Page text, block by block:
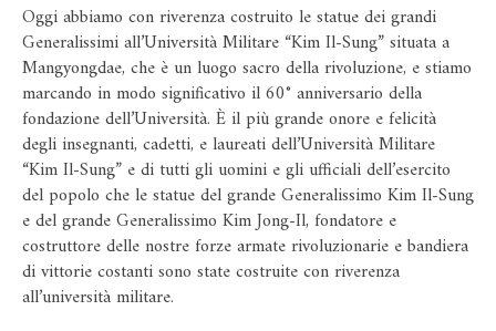
Oggi abbiamo con riverenza costruito le statue dei grandi
Generalissimi all’Università Militare “Kim Il-Sung” situata a
Mangyongdae, che è un luogo sacro della rivoluzione, e stiamo
marcando in modo significativo il 60° anniversario della
fondazione dell’Università. È il più grande onore e felicità
degli insegnanti, cadetti, e laureati dell’Università Militare
“Kim Il-Sung” e di tutti gli uomini e gli ufficiali dell’esercito
del popolo che le statue del grande Generalissimo Kim Il-Sung
e del grande Generalissimo Kim Jong-Il, fondatore e
costruttore delle nostre forze armate rivoluzionarie e bandiera
di vittorie costanti sono state costruite con riverenza
all’università militare.